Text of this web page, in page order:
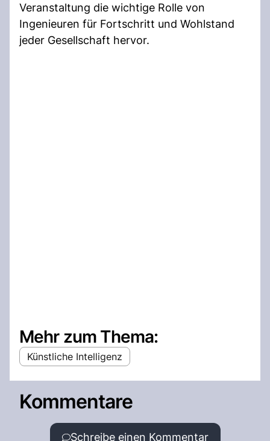
Veranstaltung die wichtige Rolle von
Ingenieuren für Fortschritt und Wohlstand
jeder Gesellschaft hervor.
Mehr zum Thema:
Künstliche Intelligenz
Kommentare
Schreibe einen Kommentar